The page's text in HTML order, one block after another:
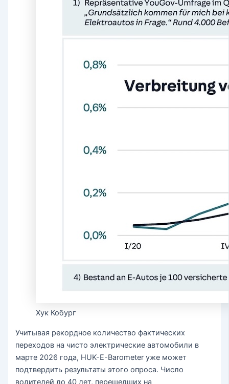
Хук Кобург
Учитывая рекордное количество фактических
переходов на чисто электрические автомобили в
марте 2026 года, HUK-E-Barometer уже может
подтвердить результаты этого опроса. Число
водителей до 40 лет, перешедших на